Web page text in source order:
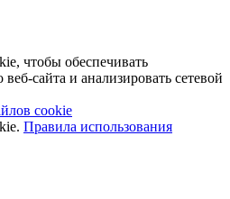
чтобы обеспечивать
сайта и анализировать сетевой
cookie
Правила использования